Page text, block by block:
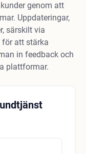
genom att
Uppdateringar,
särskilt via
för att stärka
in feedback och
plattformar.